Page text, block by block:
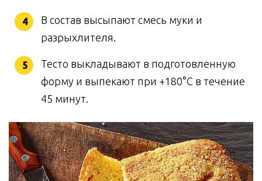
В состав высыпают смесь муки и
разрыхлителя.
Тесто выкладывают в подготовленную
форму и выпекают при +180°C в течение
45 минут.